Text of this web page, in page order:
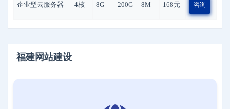
企业型云服务器 4核 8G 200G 8M 168元 咨询
福建网站建设